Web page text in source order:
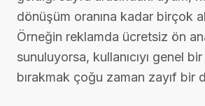
dönüşüm oranına kadar birçok
Örneğin reklamda ücretsiz ön
sunuluyorsa, kullanıcıyı genel
bırakmak çoğu zaman zayıf bir